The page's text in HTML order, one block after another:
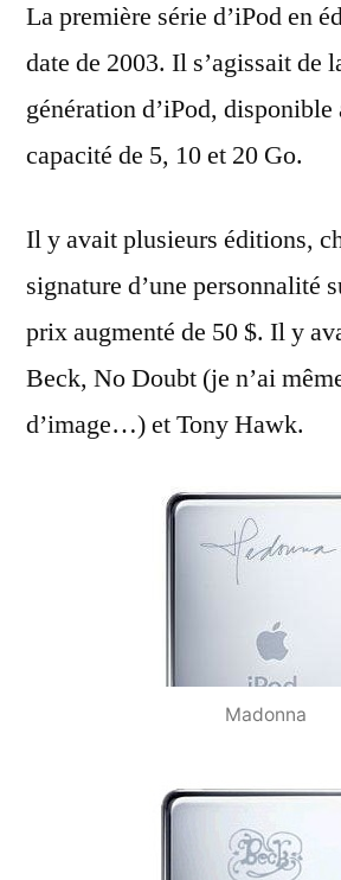
La première série d’iPod en
date de 2003. Il s’agissait de
génération d’iPod, disponible
capacité de 5, 10 et 20 Go.
Il y avait plusieurs éditions,
signature d’une personnalité
prix augmenté de 50 $. Il y
Beck, No Doubt (je n’ai
d’image…) et Tony Hawk.
Madonna